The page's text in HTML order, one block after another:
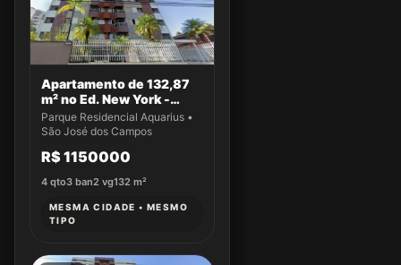
Apartamento de 132,87
m² no Ed. New York -
Apto 14
Parque Residencial Aquarius •
São José dos Campos
R$ 1150000
4 qto3 ban2 vg132 m²
MESMA CIDADE • MESMO
TIPO